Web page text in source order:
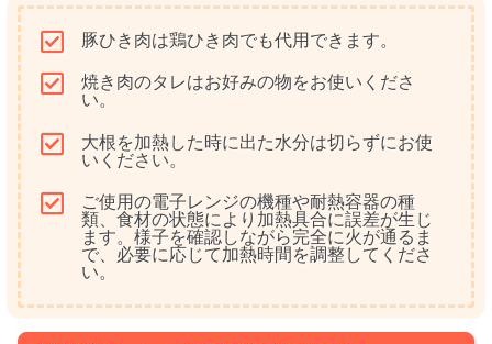
豚ひき肉は鶏ひき肉でも代用できます。
焼き肉のタレはお好みの物をお使いくださ
い。
大根を加熱した時に出た水分は切らずにお使
いください。
ご使用の電子レンジの機種や耐熱容器の種
類、食材の状態により加熱具合に誤差が生じ
ます。様子を確認しながら完全に火が通るま
で、必要に応じて加熱時間を調整してくださ
い。